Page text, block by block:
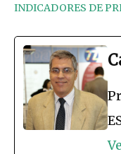
INDICADORES DE